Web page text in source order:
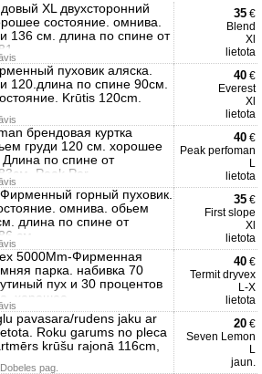
XL двухсторонний
состояние. омнива.
136 см. длина по спине от
35 €
Blend
Xl
lietota
пуховик аляска.
120.длина по спине 90см.
Krūtis 120cm.
40 €
Everest
Xl
lietota
брендовая куртка
груди 120 см. хорошее
Длина по спине от
Peak Per
40 €
Peak perfoman
L
lietota
горный пуховик.
омнива. обьем
длина по спине от
см.
35 €
First slope
Xl
lietota
5000Mm-Фирменная
парка. набивка 70
пух и 30 процентов
хорошее
40 €
Termit dryvex
L-X
lietota
pavasara/rudens jaku ar
Roku garums no pleca
krūšu rajonā 116cm,
pag.
20 €
Seven Lemon
L
jaun.